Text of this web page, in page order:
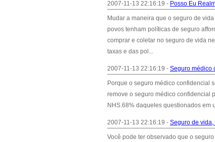
2007-11-13 22:16:19 - Posso Eu
Mudar a maneira que o seguro de
povos tenham políticas de seguro
comprar e coletar no seguro de vida
taxas e das pol...
2007-11-13 22:16:19 - Seguro médico
Porque o seguro médico confidencial
remove o seguro médico confidencial
NHS.68% daqueles questionados em
2007-11-13 22:16:19 - Seguro de
Você pode ter observado que o